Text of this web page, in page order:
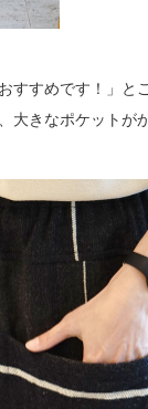
すすめです！」と
大きなポケットが